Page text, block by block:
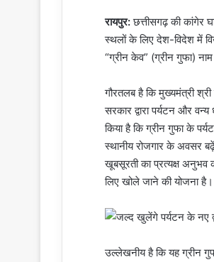
रायपुर:छत्तीसगढ़ की कांगेर
स्थलों के लिए देश-विदेश में
“ग्रीन केव” (ग्रीन गुफा) नाम
गौरतलब है कि मुख्यमंत्री
सरकार द्वारा पर्यटन और
किया है कि ग्रीन गुफा के
स्थानीय रोजगार के अवसर
खूबसूरती का प्रत्यक्ष अनुभव
लिए खोले जाने की योजना है।
उल्लेखनीय है कि यह ग्रीन